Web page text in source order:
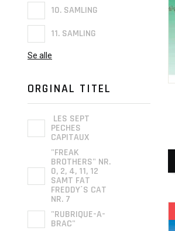
10. SAMLING
11. SAMLING
Se alle
ORGINAL TITEL
LES SEPT
PECHES
CAPITAUX
"FREAK
BROTHERS" NR.
0, 2, 4, 11, 12
SAMT FAT
FREDDY´S CAT
NR. 7
"RUBRIQUE-A-
BRAC"